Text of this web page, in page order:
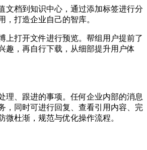
文档到知识中心，通过添加标签进行分
，打造企业自己的智库。
上打开文件进行预览。帮组用户提前了
趣，再自行下载，从细部提升用户体
理、跟进的事项。任何企业内部的消息
，同时可进行回复、查看引用内容、完
微杜渐，规范与优化操作流程。